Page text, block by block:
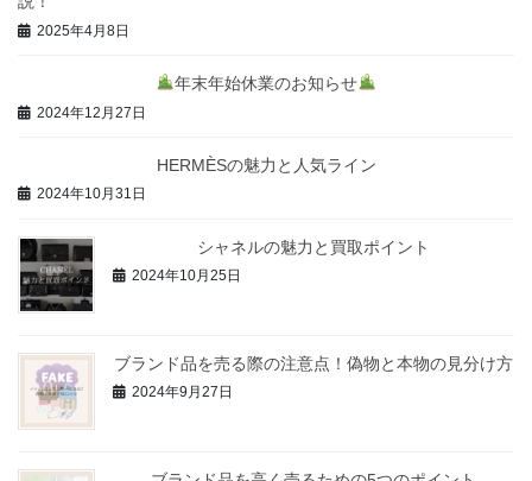
2025年4月8日
年末年始休業のお知らせ
2024年12月27日
HERMÈSの魅力と人気ライン
2024年10月31日
シャネルの魅力と買取ポイント
2024年10月25日
ブランド品を売る際の注意点！偽物と本物の見分け方
2024年9月27日